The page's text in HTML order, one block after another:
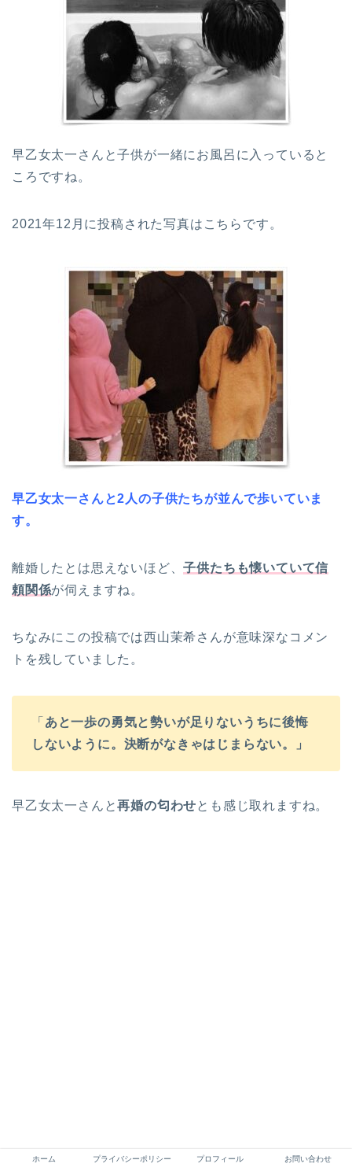
早乙女太一さんと子供が一緒にお風呂に入っていると
ころですね。
2021年12月に投稿された写真はこちらです。
早乙女太一さんと2人の子供たちが並んで歩いていま
す。
離婚したとは思えないほど、子供たちも懐いていて信
頼関係が伺えますね。
ちなみにこの投稿では西山茉希さんが意味深なコメン
トを残していました。
「 あと一歩の勇気と勢いが足りないうちに後悔
しないように。決断がなきゃはじまらない。」
早乙女太一さんと再婚の匂わせとも感じ取れますね。
ホーム プライバシーポリシー プロフィール お問い合わせ